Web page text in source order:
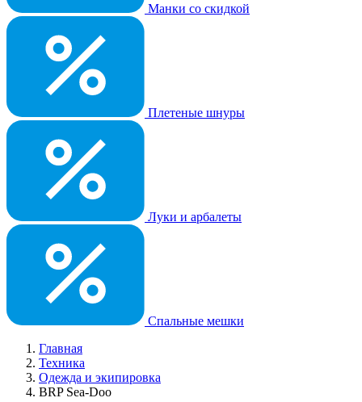
Манки со скидкой
Плетеные шнуры
Луки и арбалеты
Спальные мешки
Главная
Техника
Одежда и экипировка
BRP Sea-Doo